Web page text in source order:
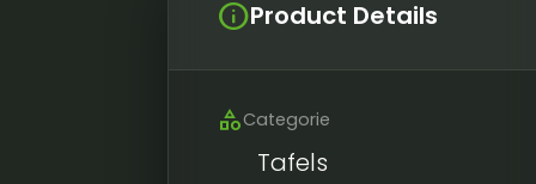
infoProduct Details
categoryCategorie
Tafels